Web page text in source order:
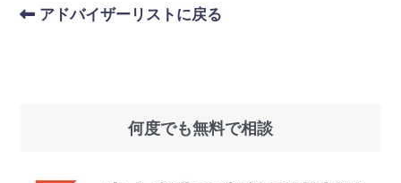
アドバイザーリストに戻る
何度でも無料で相談